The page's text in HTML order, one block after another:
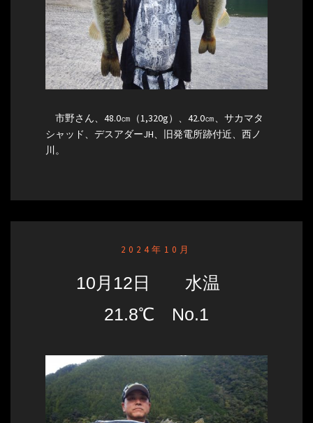
市野さん、48.0㎝（1,320g）、42.0㎝、サカマタ
シャッド、デスアダーJH、旧発電所跡付近、西ノ
川。
2024年10月
10月12日 水温
21.8℃ No.1